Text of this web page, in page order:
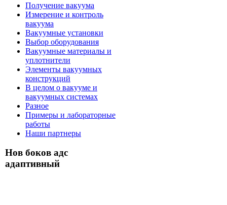
Получение вакуума
Измерение и контроль
вакуума
Вакуумные установки
Выбор оборудования
Вакуумные материалы и
уплотнители
Элементы вакуумных
конструкций
В целом о вакууме и
вакуумных системах
Разное
Примеры и лабораторные
работы
Наши партнеры
Нов боков адс
адаптивный